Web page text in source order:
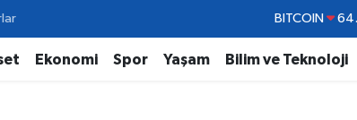
DOLAR
EURO
Ekonomi Spor Yaşam Bilim ve Teknoloji